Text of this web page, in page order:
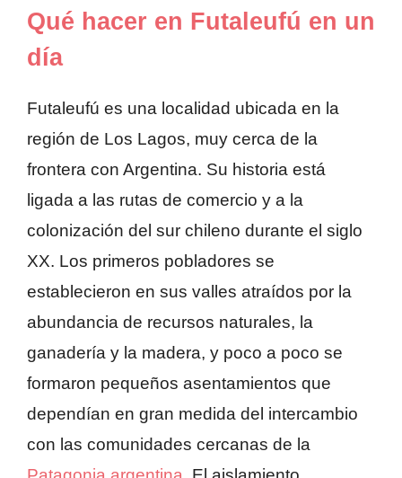
Qué hacer en Futaleufú en un
día
Futaleufú es una localidad ubicada en la
región de Los Lagos, muy cerca de la
frontera con Argentina. Su historia está
ligada a las rutas de comercio y a la
colonización del sur chileno durante el siglo
XX. Los primeros pobladores se
establecieron en sus valles atraídos por la
abundancia de recursos naturales, la
ganadería y la madera, y poco a poco se
formaron pequeños asentamientos que
dependían en gran medida del intercambio
con las comunidades cercanas de la